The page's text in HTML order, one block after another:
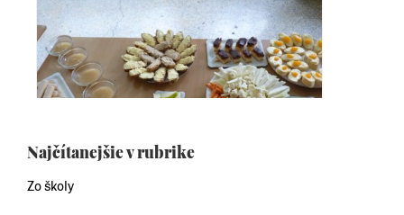
Najčítanejšie v rubrike
Zo školy